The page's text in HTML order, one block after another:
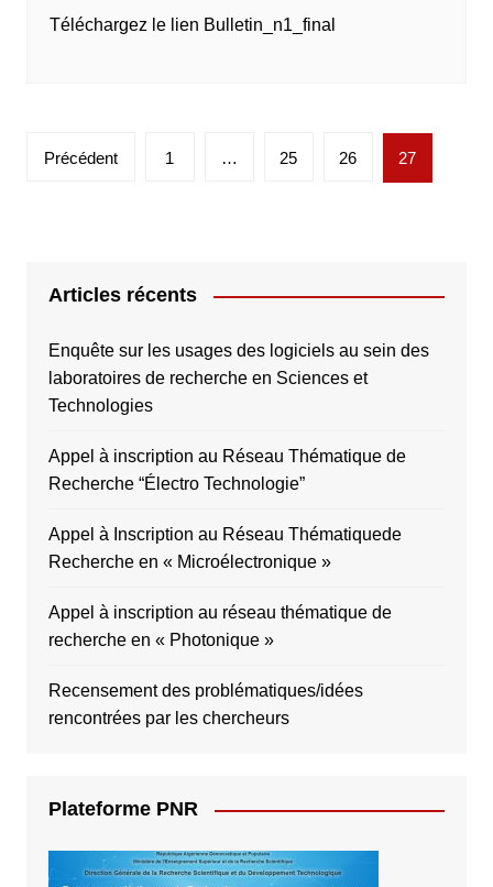
Téléchargez le lien Bulletin_n1_final
Pagination
Précédent 1 … 25 26 27
Articles récents
Enquête sur les usages des logiciels au sein des
laboratoires de recherche en Sciences et
Technologies
Appel à inscription au Réseau Thématique de
Recherche “Électro Technologie”
Appel à Inscription au Réseau Thématiquede
Recherche en « Microélectronique »
Appel à inscription au réseau thématique de
recherche en « Photonique »
Recensement des problématiques/idées
rencontrées par les chercheurs
Plateforme PNR